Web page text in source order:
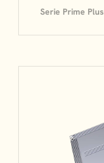
Serie Prime Plus